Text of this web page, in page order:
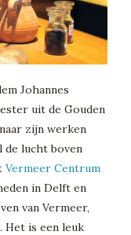
Johannes
uit de Gouden
zijn werken
de lucht boven
Vermeer Centrum
in Delft en
van Vermeer,
Het is een leuk